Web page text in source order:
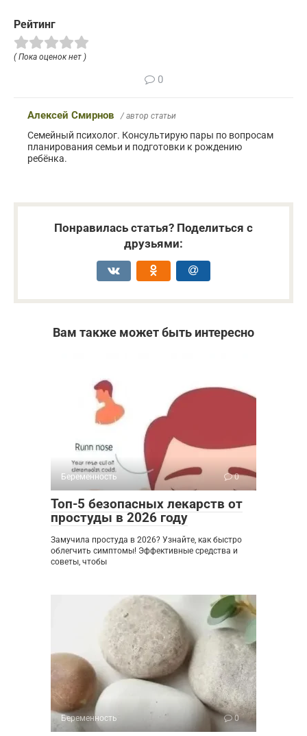
Рейтинг
( Пока оценок нет )
0
Алексей Смирнов / автор статьи
Семейный психолог. Консультирую пары по вопросам
планирования семьи и подготовки к рождению
ребёнка.
Понравилась статья? Поделиться с
друзьями:
Вам также может быть интересно
Беременность 0
Топ-5 безопасных лекарств от
простуды в 2026 году
Замучила простуда в 2026? Узнайте, как быстро
облегчить симптомы! Эффективные средства и
советы, чтобы
Беременность 0